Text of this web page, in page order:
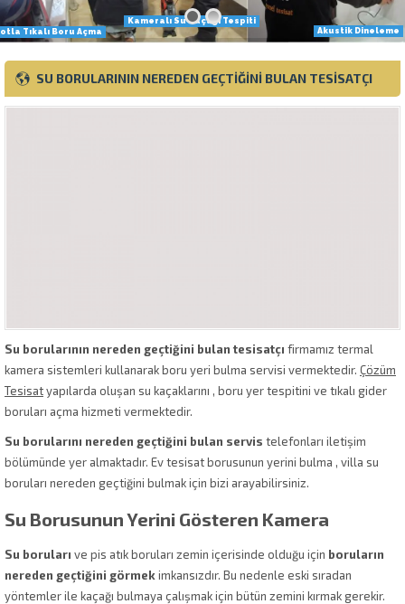
Kameralı Su Kaçağı Tespiti
Tıkalı Boru Açma
Akustik Dineleme
SU BORULARININ NEREDEN GEÇTIĞINI BULAN TESISATÇI
Su borularının nereden geçtiğini bulan tesisatçı firmamız termal
kamera sistemleri kullanarak boru yeri bulma servisi vermektedir. Çözüm
Tesisatyapılarda oluşan su kaçaklarını , boru yer tespitini ve tıkalı gider
boruları açma hizmeti vermektedir.
Su borularını nereden geçtiğini bulan servis telefonları iletişim
bölümünde yer almaktadır. Ev tesisat borusunun yerini bulma , villa su
boruları nereden geçtiğini bulmak için bizi arayabilirsiniz.
Su Borusunun Yerini Gösteren Kamera
Su boruları ve pis atık boruları zemin içerisinde olduğu için boruların
nereden geçtiğini görmekimkansızdır. Bu nedenle eski sıradan
yöntemler ile kaçağı bulmaya çalışmak için bütün zemini kırmak gerekir.